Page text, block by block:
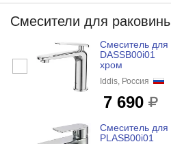
Смесители для
Смеситель для
DASSB00i01
хром
Iddis, Россия
7 690
Смеситель для
PLASB00i01